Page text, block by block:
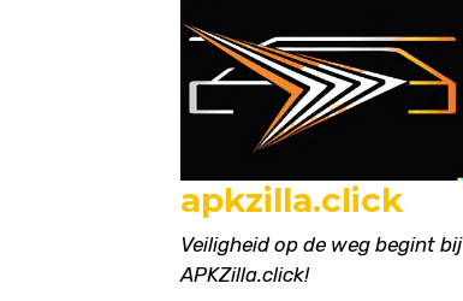
apkzilla.click
Veiligheid op de weg begint bij
APKZilla.click!